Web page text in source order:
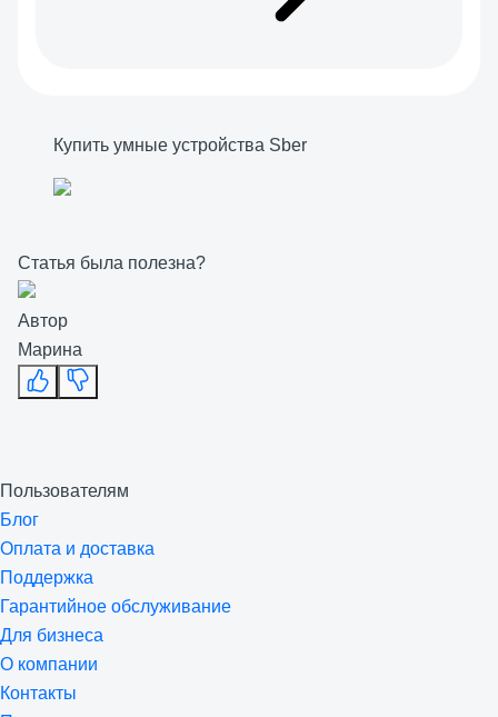
Купить умные устройства Sber
Статья была полезна?
Автор
Марина
Пользователям
Блог
Оплата и доставка
Поддержка
Гарантийное обслуживание
Для бизнеса
О компании
Контакты